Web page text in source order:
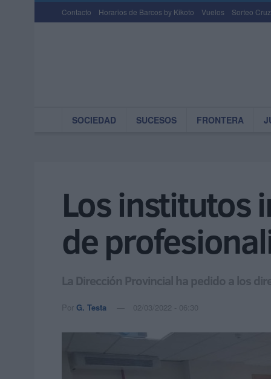
Contacto Horarios de Barcos by Kikoto Vuelos Sorteo
SOCIEDAD SUCESOS FRONTERA
Los institutos
de
La Dirección Provincial ha pedido a los
Por G. Testa 02/03/2022 - 06:30